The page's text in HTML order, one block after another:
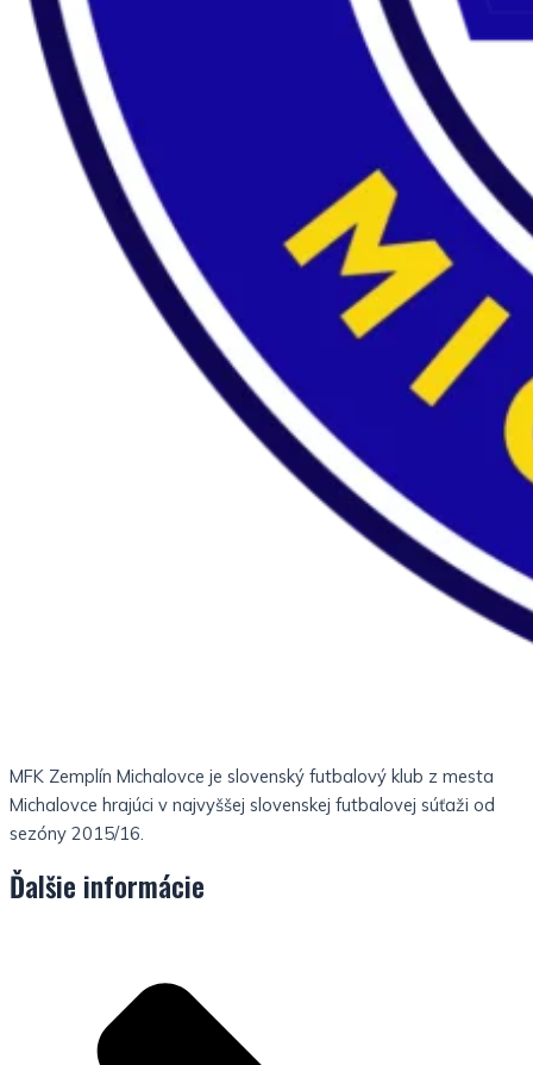
MFK Zemplín Michalovce je slovenský futbalový klub z mesta
Michalovce hrajúci v najvyššej slovenskej futbalovej súťaži od
sezóny 2015/16.
Ďalšie informácie